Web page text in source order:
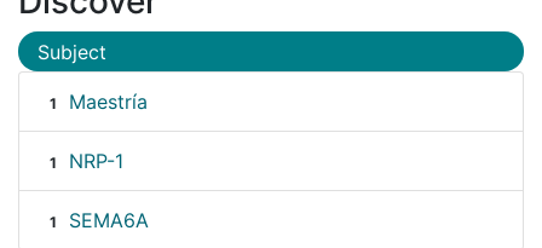
Subject
1 Maestría
1 NRP-1
1 SEMA6A